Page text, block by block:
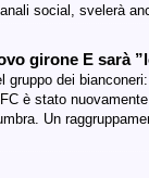
social, svelerà
girone E sarà
gruppo dei
è stato
Un